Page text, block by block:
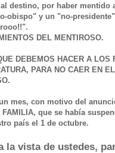
destino, por haber mentido
obispo" y un "no-
DEL MENTIROSO.
DEBEMOS HACER A LOS
PARA NO CAER EN
mes, con motivo del
que se había
país el 1 de octubre.
la vista de ustedes,